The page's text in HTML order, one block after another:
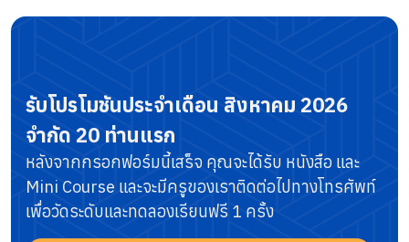
รับโปรโมชันประจำเดือน สิงหาคม 2026
จำกัด 20 ท่านแรก
หลังจากกรอกฟอร์มนี้เสร็จ คุณจะได้รับ หนังสือ และ
Mini Course และจะมีครูของเราติดต่อไปทางโทรศัพท์
เพื่อวัดระดับและทดลองเรียนฟรี 1 ครั้ง